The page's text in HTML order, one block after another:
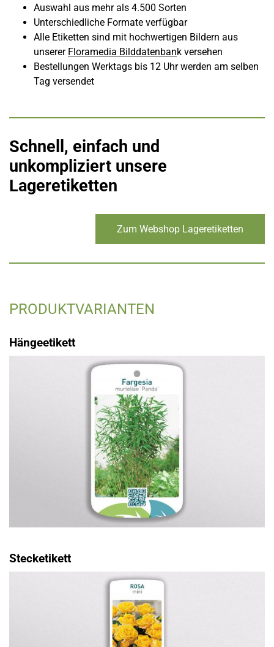
Auswahl aus mehr als 4.500 Sorten
Unterschiedliche Formate verfügbar
Alle Etiketten sind mit hochwertigen Bildern aus
unserer Floramedia Bilddatenbank versehen
Bestellungen Werktags bis 12 Uhr werden am selben
Tag versendet
Schnell, einfach und
unkompliziert unsere
Lageretiketten
Zum Webshop Lageretiketten
PRODUKTVARIANTEN
Hängeetikett
Stecketikett